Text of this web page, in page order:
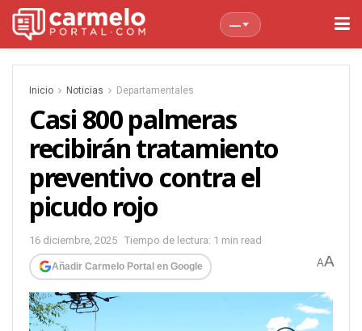
—
Inicio Noticias Departamentales
Casi 800 palmeras
recibirán tratamiento
preventivo contra el
picudo rojo
16 diciembre, 2025 Tiempo de lectura: 1 min read
Añadir Carmelo Portal en Google AA